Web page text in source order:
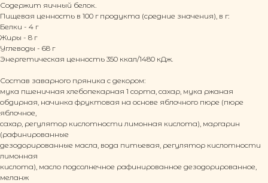
Содержит яичный белок.
Пищевая ценность в 100 г продукта (средние значения), в г:
Белки - 4 г
Жиры - 8 г
Углеводы - 68 г
Энергетическая ценность 350 ккал/1480 кДж.
Состав заварного пряника с декором:
мука пшеничная хлебопекарная 1 сорта, сахар, мука ржаная
обдирная, начинка фруктовая на основе яблочного пюре (пюре
яблочное,
сахар, регулятор кислотности лимонная кислота), маргарин
(рафинированные
дезодорированные масла, вода питьевая, регулятор кислотности
лимонная
кислота), масло подсолнечное рафинированное дезодорированное,
меланж
© 2026 ООО ТКФ «Пряничная столица»
и не может быть использована без согласия
правообладателя.
Политика обработки
персональных данных
Публичная оферта
Каталог
Заварные пряники
Имбирные пряники
Детские пряники
Пряники с декором
ПРОДУКЦИЯ